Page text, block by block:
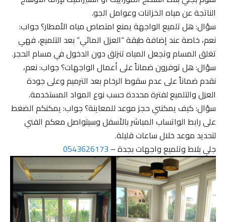
الناتجة عن مياه الخزانات وعوامل الجو.
سؤال: هل تلميع الواجهة يمنع امتصاص مياه الأمطار؟ جواب:
نعم، خاصة عند إضافة طبقة “العزل المائي” بعد التلميع، فهي
تغلق المسام وتجعل المياه تنزلق دون الدخول في مسام الحجر.
سؤال: هل توفرون ضماناً على أعمال الواجهات؟ جواب: نعم،
نقدم ضماناً على عدم سقوط الرخام بعد الترميم وعلى جودة
العزل والتلميع لفترة محددة حسب نوع المواد المستخدمة.
سؤال: كيف يمكنني حجز موعد للمعاينة؟ جواب: يمكنكم الضغط
على رابط الواتساب المباشر بالأسفل وسيتواصل معكم الفني
لتحديد موعد خلال ساعات قليلة.
جلي بلاط وتلميع واجهات بجدة –0543626173